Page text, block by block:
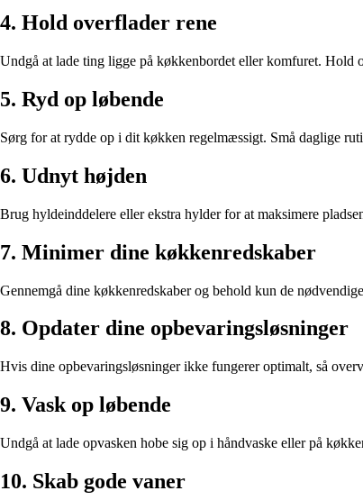
4. Hold overflader rene
Undgå at lade ting ligge på køkkenbordet eller komfuret. Hold
5. Ryd op løbende
Sørg for at rydde op i dit køkken regelmæssigt. Små daglige
6. Udnyt højden
Brug hyldeinddelere eller ekstra hylder for at maksimere
7. Minimer dine køkkenredskaber
Gennemgå dine køkkenredskaber og behold kun de
8. Opdater dine opbevaringsløsninger
Hvis dine opbevaringsløsninger ikke fungerer optimalt, så
9. Vask op løbende
Undgå at lade opvasken hobe sig op i håndvaske eller på
10. Skab gode vaner